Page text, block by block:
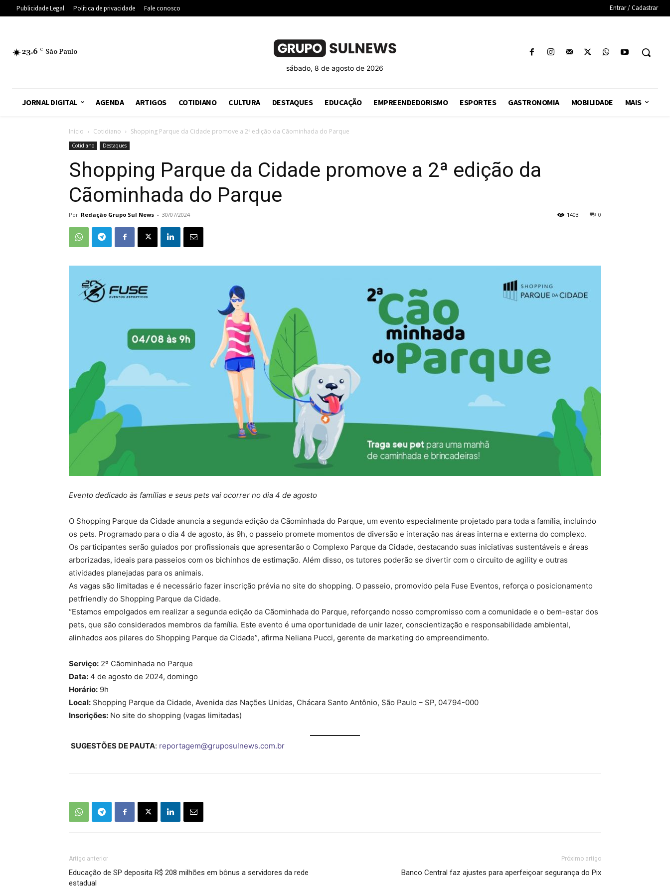
Publicidade Legal Política de privacidade Fale conosco Entrar / Cadastrar
23.6 C São Paulo
sábado, 8 de agosto de 2026
JORNAL DIGITAL AGENDA ARTIGOS COTIDIANO CULTURA DESTAQUES EDUCAÇÃO EMPREENDEDORISMO ESPORTES GASTRONOMIA MOBILIDADE MAIS
Início Cotidiano Shopping Parque da Cidade promove a 2ª edição da Cãominhada do Parque
Cotidiano Destaques
Shopping Parque da Cidade promove a 2ª edição da
Cãominhada do Parque
Por Redação Grupo Sul News - 30/07/2024 0
1403
Evento dedicado às famílias e seus pets vai ocorrer no dia 4 de agosto
O Shopping Parque da Cidade anuncia a segunda edição da Cãominhada do Parque, um evento especialmente projetado para toda a família, incluindo
os pets. Programado para o dia 4 de agosto, às 9h, o passeio promete momentos de diversão e interação nas áreas interna e externa do complexo.
Os participantes serão guiados por profissionais que apresentarão o Complexo Parque da Cidade, destacando suas iniciativas sustentáveis e áreas
arborizadas, ideais para passeios com os bichinhos de estimação. Além disso, os tutores poderão se divertir com o circuito de agility e outras
atividades planejadas para os animais.
As vagas são limitadas e é necessário fazer inscrição prévia no site do shopping. O passeio, promovido pela Fuse Eventos, reforça o posicionamento
petfriendly do Shopping Parque da Cidade.
“Estamos empolgados em realizar a segunda edição da Cãominhada do Parque, reforçando nosso compromisso com a comunidade e o bem-estar dos
pets, que são considerados membros da família. Este evento é uma oportunidade de unir lazer, conscientização e responsabilidade ambiental,
alinhados aos pilares do Shopping Parque da Cidade”, afirma Neliana Pucci, gerente de marketing do empreendimento.
Serviço: 2º Cãominhada no Parque
Data: 4 de agosto de 2024, domingo
Horário: 9h
Local: Shopping Parque da Cidade, Avenida das Nações Unidas, Chácara Santo Antônio, São Paulo – SP, 04794-000
Inscrições: No site do shopping (vagas limitadas)
SUGESTÕES DE PAUTA: reportagem@gruposulnews.com.br
Artigo anterior
Educação de SP deposita R$ 208 milhões em bônus a servidores da rede
estadual
Próximo artigo
Banco Central faz ajustes para aperfeiçoar segurança do Pix